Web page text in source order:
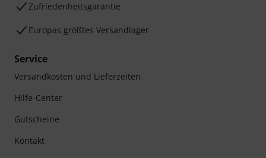
Zufriedenheitsgarantie
Europas größtes Versandlager
Service
Versandkosten und Lieferzeiten
Hilfe-Center
Gutscheine
Kontakt